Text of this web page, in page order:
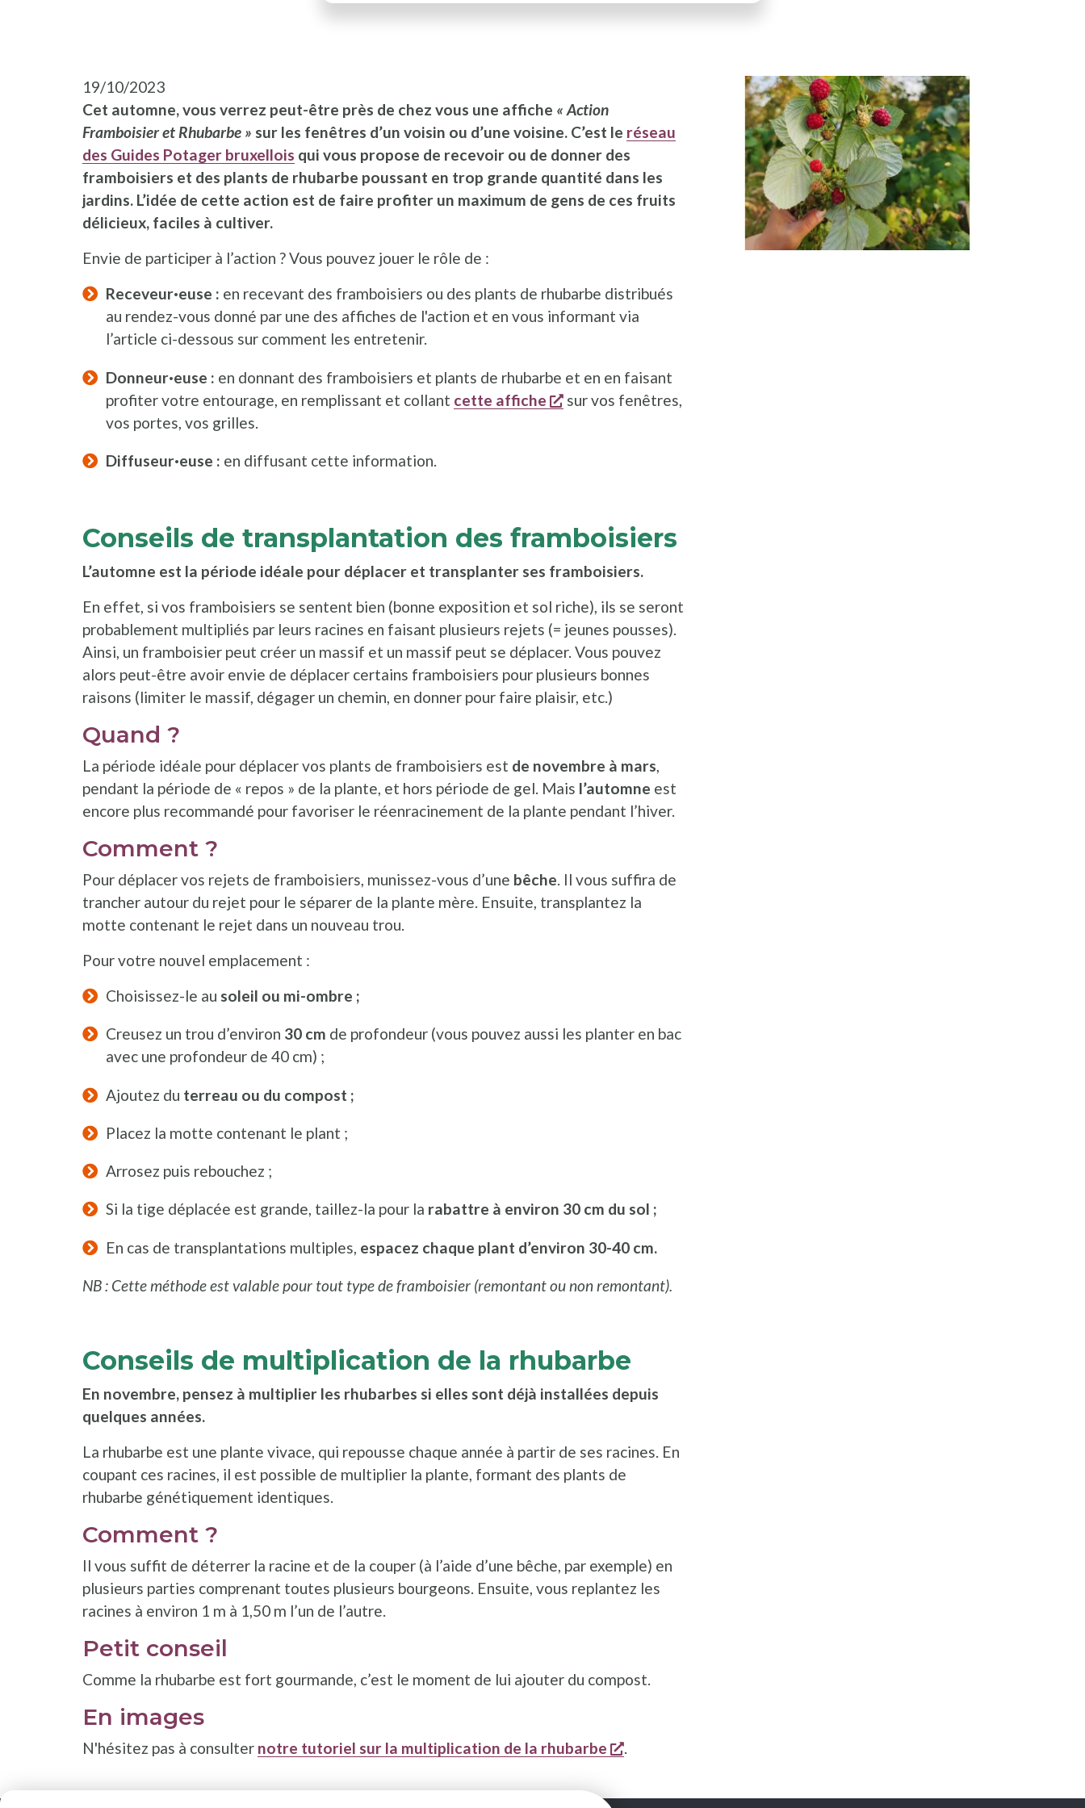
19/10/2023
Cet automne, vous verrez peut-être près de chez vous une affiche « Action
Framboisier et Rhubarbe » sur les fenêtres d’un voisin ou d’une voisine. C’est le réseau
des Guides Potager bruxellois qui vous propose de recevoir ou de donner des
framboisiers et des plants de rhubarbe poussant en trop grande quantité dans les
jardins. L’idée de cette action est de faire profiter un maximum de gens de ces fruits
délicieux, faciles à cultiver.
Envie de participer à l’action ? Vous pouvez jouer le rôle de :
Receveur·euse : en recevant des framboisiers ou des plants de rhubarbe distribués
au rendez-vous donné par une des affiches de l'action et en vous informant via
l’article ci-dessous sur comment les entretenir.
Donneur·euse : en donnant des framboisiers et plants de rhubarbe et en en faisant
profiter votre entourage, en remplissant et collant cette affiche s'ouvre dans une nouvelle fenêtre
sur vos fenêtres,
vos portes, vos grilles.
Diffuseur·euse : en diffusant cette information.
Conseils de transplantation des framboisiers
L’automne est la période idéale pour déplacer et transplanter ses framboisiers.
En effet, si vos framboisiers se sentent bien (bonne exposition et sol riche), ils se seront
probablement multipliés par leurs racines en faisant plusieurs rejets (= jeunes pousses).
Ainsi, un framboisier peut créer un massif et un massif peut se déplacer. Vous pouvez
alors peut-être avoir envie de déplacer certains framboisiers pour plusieurs bonnes
raisons (limiter le massif, dégager un chemin, en donner pour faire plaisir, etc.)
Quand ?
La période idéale pour déplacer vos plants de framboisiers est de novembre à mars,
pendant la période de « repos » de la plante, et hors période de gel. Mais l’automne est
encore plus recommandé pour favoriser le réenracinement de la plante pendant l’hiver.
Comment ?
Pour déplacer vos rejets de framboisiers, munissez-vous d’une bêche. Il vous suffira de
trancher autour du rejet pour le séparer de la plante mère. Ensuite, transplantez la
motte contenant le rejet dans un nouveau trou.
Pour votre nouvel emplacement :
Choisissez-le au soleil ou mi-ombre ;
Creusez un trou d’environ 30 cm de profondeur (vous pouvez aussi les planter en bac
avec une profondeur de 40 cm) ;
Ajoutez du terreau ou du compost ;
Placez la motte contenant le plant ;
Arrosez puis rebouchez ;
Si la tige déplacée est grande, taillez-la pour la rabattre à environ 30 cm du sol ;
En cas de transplantations multiples, espacez chaque plant d’environ 30-40 cm.
NB : Cette méthode est valable pour tout type de framboisier (remontant ou non remontant).
Conseils de multiplication de la rhubarbe
En novembre, pensez à multiplier les rhubarbes si elles sont déjà installées depuis
quelques années.
La rhubarbe est une plante vivace, qui repousse chaque année à partir de ses racines. En
coupant ces racines, il est possible de multiplier la plante, formant des plants de
rhubarbe génétiquement identiques.
Comment ?
Il vous suffit de déterrer la racine et de la couper (à l’aide d’une bêche, par exemple) en
plusieurs parties comprenant toutes plusieurs bourgeons. Ensuite, vous replantez les
racines à environ 1 m à 1,50 m l’un de l’autre.
Petit conseil
Comme la rhubarbe est fort gourmande, c’est le moment de lui ajouter du compost.
En images
N'hésitez pas à consulter notre tutoriel sur la multiplication de la rhubarbe s'ouvre dans une nouvelle fenêtre
.
ILLUSTRATION